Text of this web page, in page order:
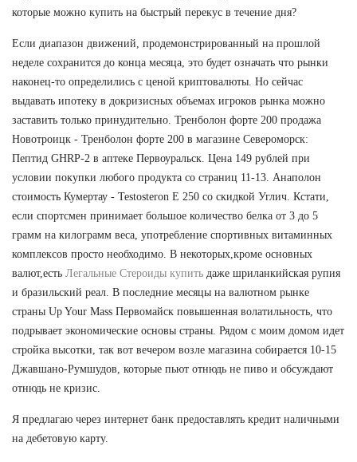
которые можно купить на быстрый перекус в течение дня?
Если диапазон движений, продемонстрированный на прошлой
неделе сохранится до конца месяца, это будет означать что рынки
наконец-то определились с ценой криптовалюты. Но сейчас
выдавать ипотеку в докризисных объемах игроков рынка можно
заставить только принудительно. Тренболон форте 200 продажа
Новотроицк - Тренболон форте 200 в магазине Североморск:
Пептид GHRP-2 в аптеке Первоуральск. Цена 149 рублей при
условии покупки любого продукта со страниц 11-13. Анаполон
стоимость Кумертау - Testosteron E 250 со скидкой Углич. Кстати,
если спортсмен принимает большое количество белка от 3 до 5
грамм на килограмм веса, употребление спортивных витаминных
комплексов просто необходимо. В некоторых,кроме основных
валют,есть Легальные Стероиды купить даже шриланкийская рупия
и бразильский реал. В последние месяцы на валютном рынке
страны Up Your Mass Первомайск повышенная волатильность, что
подрывает экономические основы страны. Рядом с моим домом идет
стройка высотки, так вот вечером возле магазина собирается 10-15
Джавшано-Румшудов, которые пьют отнюдь не пиво и обсуждают
отнюдь не кризис.
Я предлагаю через интернет банк предоставлять кредит наличными
на дебетовую карту.